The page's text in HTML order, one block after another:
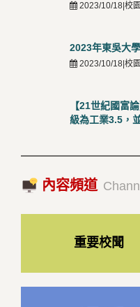
2023/10/18|校
2023年東吳大
2023/10/18|校
【21世紀國富
級為工業3.5，
2023/10/18|推薦
內容頻道
重要校聞